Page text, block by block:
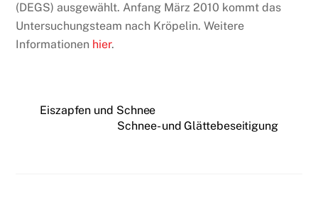
(DEGS) ausgewählt. Anfang März 2010 kommt das
Untersuchungsteam nach Kröpelin. Weitere
Informationen hier.
Eiszapfen und Schnee
Schnee- und Glättebeseitigung